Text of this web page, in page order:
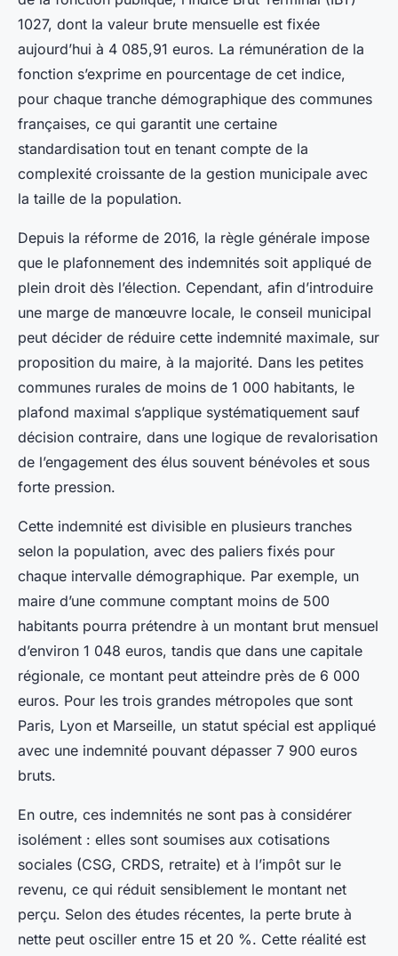
1027, dont la valeur brute mensuelle est fixée
aujourd’hui à 4 085,91 euros. La rémunération de la
fonction s’exprime en pourcentage de cet indice,
pour chaque tranche démographique des communes
françaises, ce qui garantit une certaine
standardisation tout en tenant compte de la
complexité croissante de la gestion municipale avec
la taille de la population.
Depuis la réforme de 2016, la règle générale impose
que le plafonnement des indemnités soit appliqué de
plein droit dès l’élection. Cependant, afin d’introduire
une marge de manœuvre locale, le conseil municipal
peut décider de réduire cette indemnité maximale, sur
proposition du maire, à la majorité. Dans les petites
communes rurales de moins de 1 000 habitants, le
plafond maximal s’applique systématiquement sauf
décision contraire, dans une logique de revalorisation
de l’engagement des élus souvent bénévoles et sous
forte pression.
Cette indemnité est divisible en plusieurs tranches
selon la population, avec des paliers fixés pour
chaque intervalle démographique. Par exemple, un
maire d’une commune comptant moins de 500
habitants pourra prétendre à un montant brut mensuel
d’environ 1 048 euros, tandis que dans une capitale
régionale, ce montant peut atteindre près de 6 000
euros. Pour les trois grandes métropoles que sont
Paris, Lyon et Marseille, un statut spécial est appliqué
avec une indemnité pouvant dépasser 7 900 euros
bruts.
En outre, ces indemnités ne sont pas à considérer
isolément : elles sont soumises aux cotisations
sociales (CSG, CRDS, retraite) et à l’impôt sur le
revenu, ce qui réduit sensiblement le montant net
perçu. Selon des études récentes, la perte brute à
nette peut osciller entre 15 et 20 %. Cette réalité est